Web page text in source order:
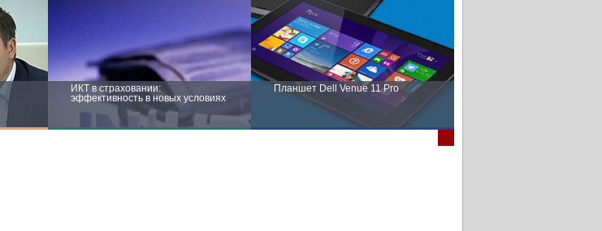
ИКТ в страховании:
эффективность в новых условиях
Планшет Dell Venue 11 Pro